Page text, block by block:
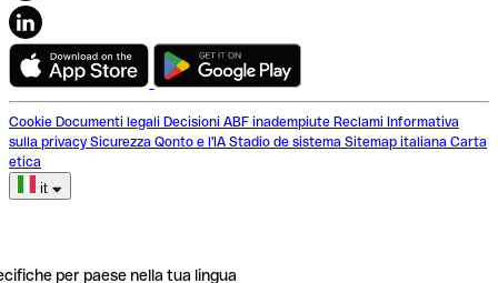
Cookie Documenti legali Decisioni ABF inadempiute Reclami Informativa
sulla privacy Sicurezza Qonto e l'IA Stadio de sistema Sitemap italiana Carta
etica
it
per paese nella tua lingua